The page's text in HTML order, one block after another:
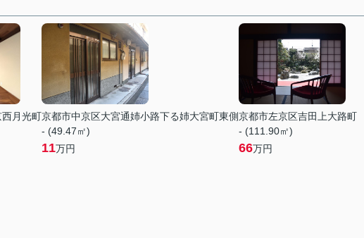
月光町京都市中京区大宮通姉小路下る姉大宮町東側
- (49.47㎡)
11万円
京都市左京区吉田上大路町
- (111.90㎡)
66万円